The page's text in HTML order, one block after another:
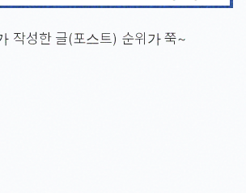
작성한 글(포스트) 순위가 쭉~